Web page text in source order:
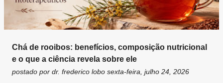
Chá de rooibos: benefícios, composição nutricional
e o que a ciência revela sobre ele
postado por dr. frederico lobo sexta-feira, julho 24, 2026